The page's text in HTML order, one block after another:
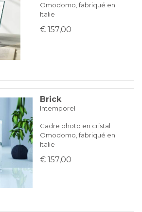
Omodomo, fabriqué en
Italie
€ 157,00
Brick
Intemporel
Cadre photo en cristal
Omodomo, fabriqué en
Italie
€ 157,00